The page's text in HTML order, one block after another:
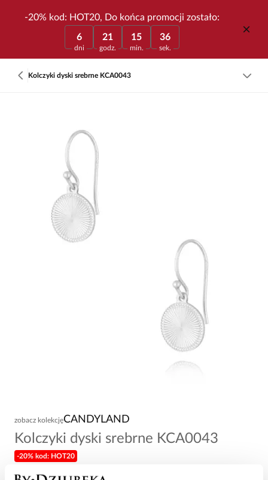
-20% kod: HOT20, Do końca promocji zostało:
6
dni
21
godz.
15
min.
36
sek.
Kolczyki dyski srebrne KCA0043
zobacz kolekcjęCANDYLAND
Kolczyki dyski srebrne KCA0043
-20% kod: HOT20